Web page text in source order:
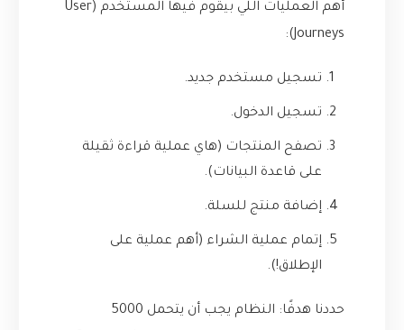
أهم العمليات اللي بيقوم فيها المستخدم (User
Journeys):
تسجيل مستخدم جديد.
تسجيل الدخول.
تصفح المنتجات (هاي عملية قراءة ثقيلة
على قاعدة البيانات).
إضافة منتج للسلة.
إتمام عملية الشراء (أهم عملية على
الإطلاق!).
حددنا هدفًا: النظام يجب أن يتحمل 5000